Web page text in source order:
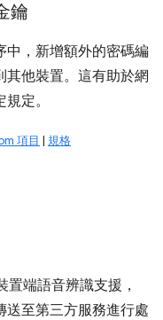
鑰
中，新增額外的密碼編
他裝置。這有助於網
定。
項目 | 規格
端語音辨識支援，
送至第三方服務進行處